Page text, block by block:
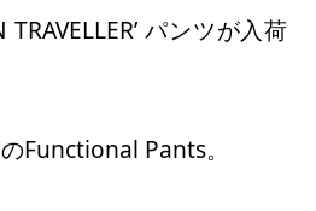
TRAVELLER’ パンツが入荷
Functional Pants。